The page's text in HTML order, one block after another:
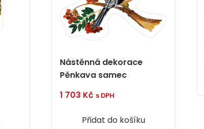
Nástěnná dekorace
Pěnkava samec
1 703 Kč s DPH
Přidat do košíku